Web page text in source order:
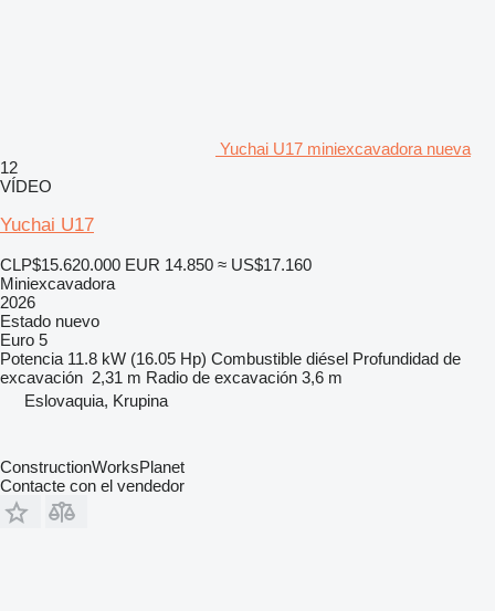
Yuchai U17 miniexcavadora nueva
12
VÍDEO
Yuchai U17
CLP$15.620.000 EUR 14.850 ≈ US$17.160
Miniexcavadora
2026
Estado nuevo
Euro 5
Potencia 11.8 kW (16.05 Hp) Combustible diésel Profundidad de
excavación 2,31 m Radio de excavación 3,6 m
Eslovaquia, Krupina
ConstructionWorksPlanet
Contacte con el vendedor